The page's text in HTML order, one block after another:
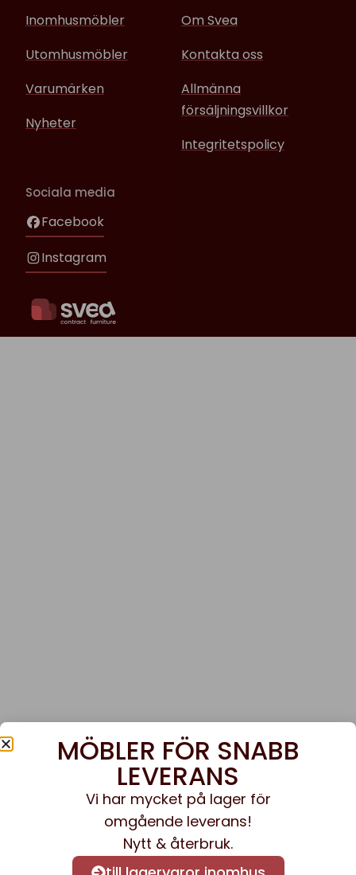
Inomhusmöbler
Utomhusmöbler
Varumärken
Nyheter
Om Svea
Kontakta oss
Allmänna
försäljningsvillkor
Integritetspolicy
Sociala media
Facebook
Instagram
MÖBLER FÖR SNABB
LEVERANS
Vi har mycket på lager för
omgående leverans!
Nytt & återbruk.